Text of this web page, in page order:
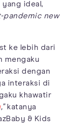
yang ideal,
pandemic new
ke lebih dari
mengaku
dengan
interaksi di
khawatir
,"katanya
& Kids